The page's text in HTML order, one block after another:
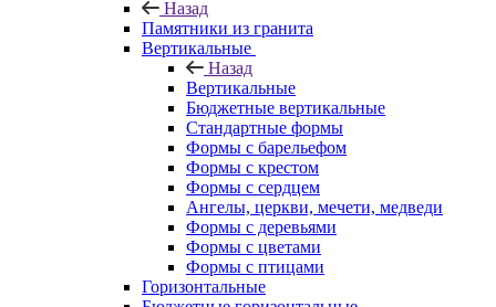
Назад
Памятники из гранита
Вертикальные
Назад
Вертикальные
Бюджетные вертикальные
Стандартные формы
Формы с барельефом
Формы с крестом
Формы с сердцем
Ангелы, церкви, мечети, медведи
Формы с деревьями
Формы с цветами
Формы с птицами
Горизонтальные